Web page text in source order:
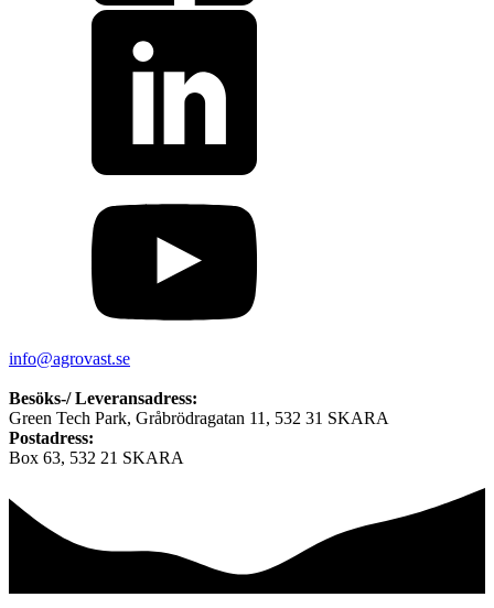
info@agrovast.se
Besöks-/ Leveransadress:
Green Tech Park, Gråbrödragatan 11, 532 31 SKARA
Postadress:
Box 63, 532 21 SKARA